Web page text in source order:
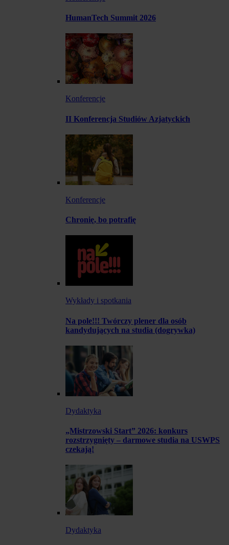
HumanTech Summit 2026
Konferencje
II Konferencja Studiów Azjatyckich
Konferencje
Chronię, bo potrafię
Wykłady i spotkania
Na pole!!! Twórczy plener dla osób
kandydujących na studia (dogrywka)
Dydaktyka
„Mistrzowski Start” 2026: konkurs
rozstrzygnięty – darmowe studia na USWPS
czekają!
Dydaktyka